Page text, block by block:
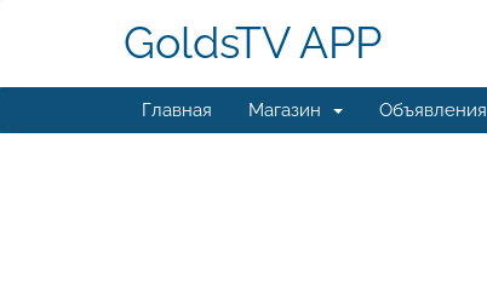
GoldsTV APP
Главная Магазин Объявления